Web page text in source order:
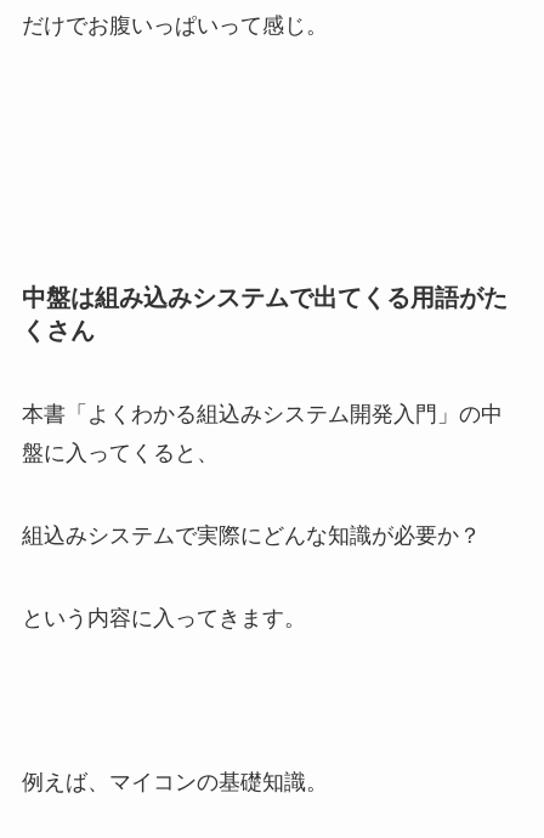
だけでお腹いっぱいって感じ。
中盤は組み込みシステムで出てくる用語がた
くさん
本書「よくわかる組込みシステム開発入門」の中
盤に入ってくると、
組込みシステムで実際にどんな知識が必要か？
という内容に入ってきます。
例えば、マイコンの基礎知識。